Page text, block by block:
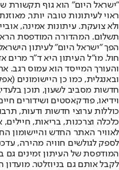
"ישראל היום" הוא גוף תקשורת
ראוי לעיתונות טובה יותר,
ולא צועקת. עיתונות אמינה,
הפך "ישראל היום" לעיתון
חול. מו"ל העיתון היא ד"ר מרים
והעורך המייסד הוא עמוס רגב.
חדשות מסביב לשעון, תוכן
וידיאו, פודקאסטים ושידורים
כוללות ערוצי חדשות ודעות,
לאוויר האתר החדש והיישומון
לספק לגולשים חוויה מהירה,
המודפסת של העיתון זמינים גם
לקבל אותם גם בניוזלטר.